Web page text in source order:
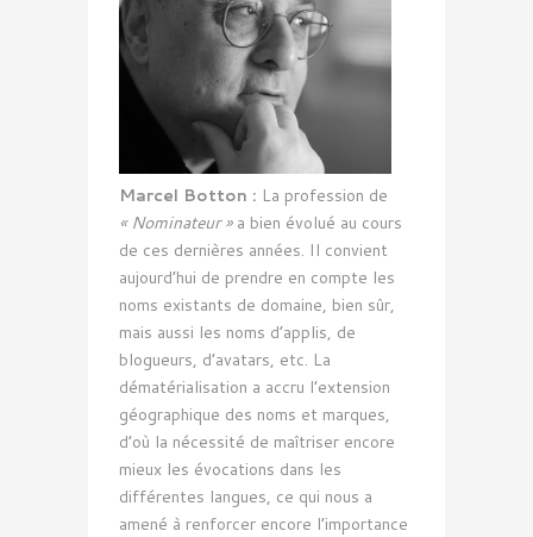
Marcel Botton : La profession de
« Nominateur »a bien évolué au cours
de ces dernières années. Il convient
aujourd’hui de prendre en compte les
noms existants de domaine, bien sûr,
mais aussi les noms d’applis, de
blogueurs, d’avatars, etc. La
dématérialisation a accru l’extension
géographique des noms et marques,
d’où la nécessité de maîtriser encore
mieux les évocations dans les
différentes langues, ce qui nous a
amené à renforcer encore l’importance